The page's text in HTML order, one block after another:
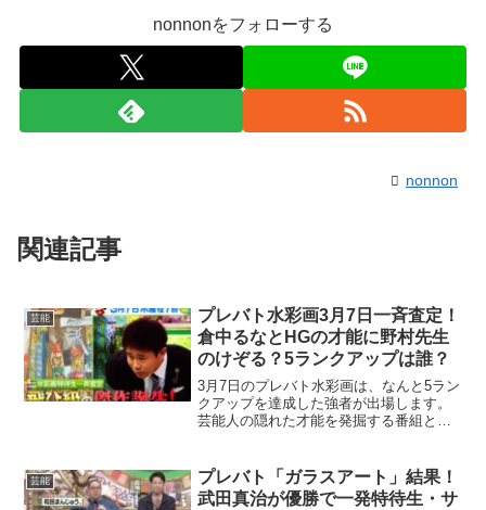
nonnonをフォローする
nonnon
関連記事
芸能
プレバト水彩画3月7日一斉査定！
倉中るなとHGの才能に野村先生
のけぞる？5ランクアップは誰？
3月7日のプレバト水彩画は、なんと5ラン
クアップを達成した強者が出場します。
芸能人の隠れた才能を発掘する番組とし
の傑作」と野村先生に言われ、一発特待
生（5級）になった...
芸能
プレバト「ガラスアート」結果！
武田真治が優勝で一発特待生・サ